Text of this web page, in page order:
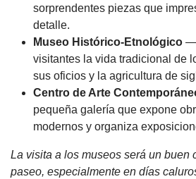
sorprendentes piezas que
detalle.
Museo Histórico-Etnológico —
visitantes la vida tradicional de
sus oficios y la agricultura de
Centro de Arte
pequeña galería que expone
modernos y organiza
La visita a los museos será un buen
paseo, especialmente en días